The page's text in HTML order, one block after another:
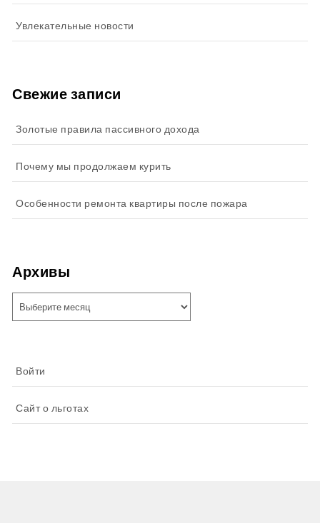
Увлекательные новости
Свежие записи
Золотые правила пассивного дохода
Почему мы продолжаем курить
Особенности ремонта квартиры после пожара
Архивы
Войти
Сайт о льготах